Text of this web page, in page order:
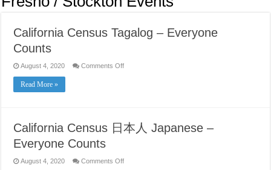
California Census Tagalog – Everyone
Counts
August 4, 2020 Comments Offon
Read More »
California Census 日本人 Japanese –
Everyone Counts
August 4, 2020 Comments Offon